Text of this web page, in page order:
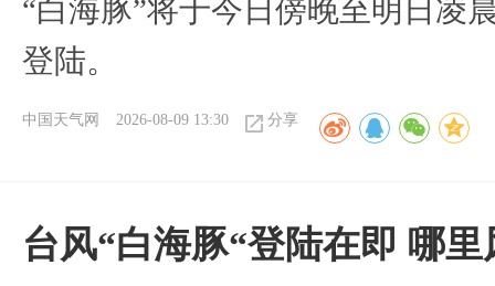
“白海豚”将于今日傍晚至明日凌
登陆。
中国天气网 2026-08-09 13:30 分享
台风“白海豚“登陆在即 哪